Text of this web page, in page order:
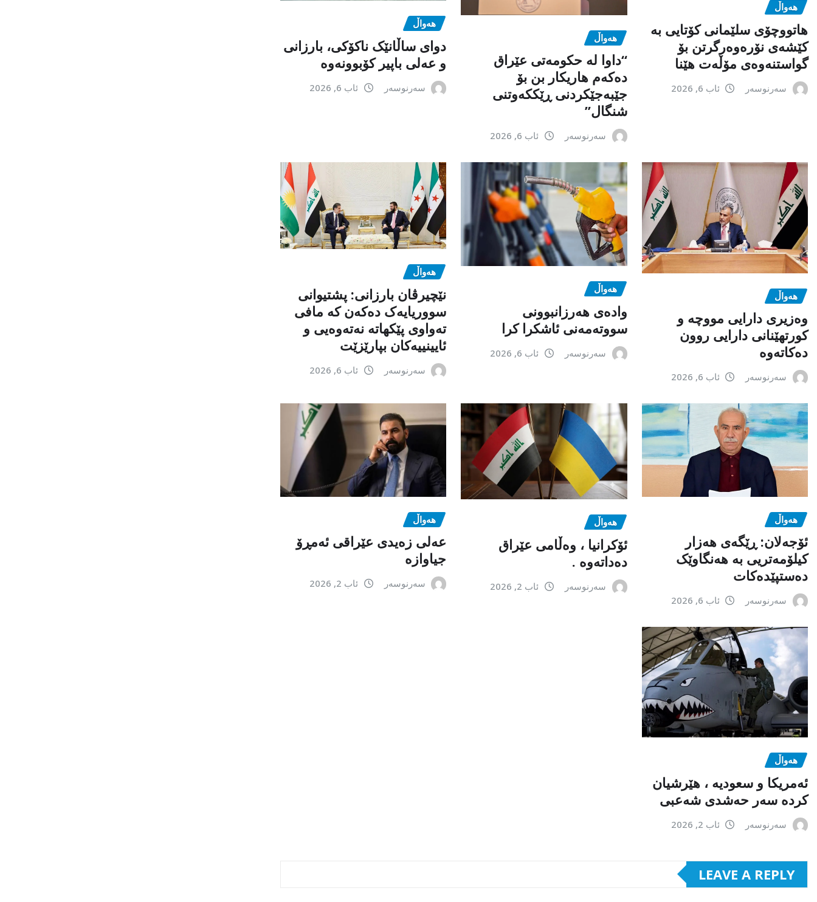
هەواڵ
هاتووچۆی سلێمانی کۆتایی بە
کێشەی نۆرەوەرگرتن بۆ
گواستنەوەی مۆڵەت هێنا
سەرنوسەر ئاب 6, 2026
هەواڵ
“داوا لە حكومەتی عێراق
دەكەم هاریكار بن بۆ
جێبەجێكردنی ڕێككەوتنی
شنگال”
سەرنوسەر ئاب 6, 2026
هەواڵ
دوای ساڵانێک ناکۆکی، بارزانی
و عەلی باپیر کۆبوونەوە
سەرنوسەر ئاب 6, 2026
هەواڵ
وەزیری دارایی مووچە و
کورتهێنانی دارایی روون
دەکاتەوە
سەرنوسەر ئاب 6, 2026
هەواڵ
وادەی هەرزانبوونی
سووتەمەنی ئاشکرا کرا
سەرنوسەر ئاب 6, 2026
هەواڵ
نێچیرڤان بارزانی: پشتیوانی
سووریایەک دەکەن کە مافی
تەواوی پێکهاتە نەتەوەیی و
ئایینییەکان بپارێزێت
سەرنوسەر ئاب 6, 2026
هەواڵ
ئۆجەلان: ڕێگەی هەزار
کیلۆمەتریی بە هەنگاوێک
دەستپێدەکات
سەرنوسەر ئاب 6, 2026
هەواڵ
ئۆکرانیا ، وەڵامی عێراق
دەداتەوە .
سەرنوسەر ئاب 2, 2026
هەواڵ
عەلی زەیدی عێراقی ئەمڕۆ
جیاوازە
سەرنوسەر ئاب 2, 2026
هەواڵ
ئەمریکا و سعودیە ، هێرشیان
کردە سەر حەشدی شەعبی
سەرنوسەر ئاب 2, 2026
LEAVE A REPLY